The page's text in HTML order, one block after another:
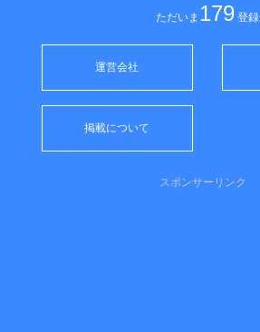
ただいま 179 登録
運営会社
掲載について
スポンサーリンク